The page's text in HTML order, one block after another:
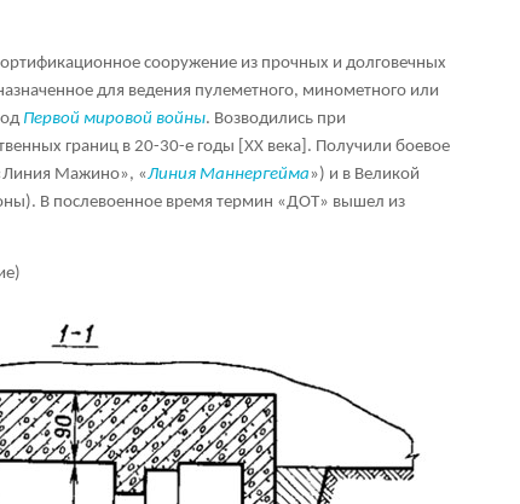
сооружение из прочных и долговечных
для ведения пулеметного, минометного или
Первой мировой войны. Возводились при
границ в 20-30-е годы [XX века]. Получили боевое
Мажино», «Линия Маннергейма») и в Великой
В послевоенное время термин «ДОТ» вышел из